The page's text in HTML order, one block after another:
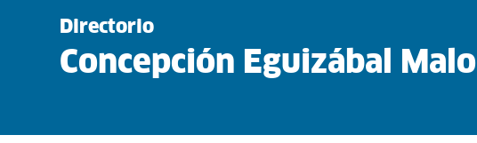
Directorio
Concepción Eguizábal Malo